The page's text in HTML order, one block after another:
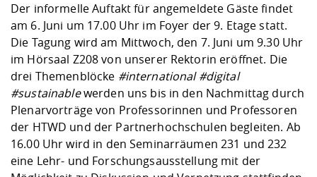
Fremdsprachen
Jobs, Praktika,
Der informelle Auftakt für angemeldete Gäste findet
am 6. Juni um 17.00 Uhr im Foyer der 9. Etage statt.
Die Tagung wird am Mittwoch, den 7. Juni um 9.30 Uhr
im Hörsaal Z208 von unserer Rektorin eröffnet. Die
drei Themenblöcke #international #digital
#sustainablewerden uns bis in den Nachmittag durch
Plenarvorträge von Professorinnen und Professoren
der HTWD und der Partnerhochschulen begleiten. Ab
16.00 Uhr wird in den Seminarräumen 231 und 232
eine Lehr- und Forschungsausstellung mit der